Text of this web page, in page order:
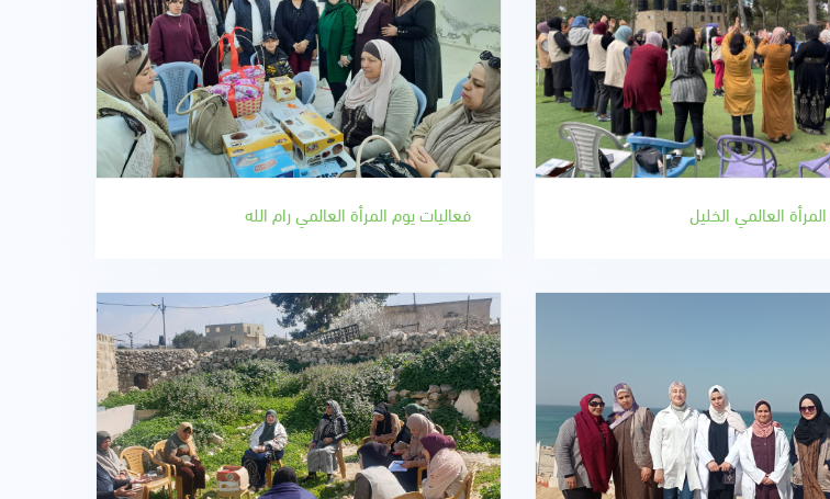
العالمي الخليل فعاليات يوم المرأة العالمي رام الله